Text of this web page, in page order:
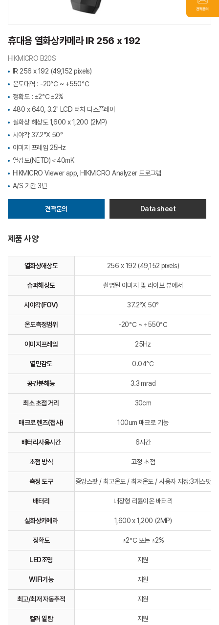
휴대용 열화상카메라 IR 256 x 192
HIKMICRO B20S
IR 256 x 192 (49,152 pixels)
온도대역 : -20℃ ~ +550℃
정확도 : ±2℃ ±2%
480 x 640, 3.2" LCD 터치 디스플레이
실화상 해상도 1,600 x 1,200 (2MP)
시야각 37.2°X 50°
이미지 프레임 25Hz
열감도(NETD)＜40mK
HIKMICRO Viewer app, HIKMICRO Analyzer 프로그램
A/S 기간 3년
견적문의 Data sheet
제품 사양
열화상해상도 256 x 192 (49,152 pixels)
슈퍼해상도 촬영된 이미지 및 라이브 뷰에서
시야각(FOV) 37.2°X 50°
온도측정범위 -20℃ ~ +550℃
이미지프레임 25Hz
열민감도 0.04℃
공간분해능 3.3 mrad
최소 초점 거리 30cm
매크로 렌즈(접사) 100um 매크로 기능
배터리사용시간 6시간
초점 방식 고정 초점
측정 도구 중앙스팟 / 최고온도 / 최저온도 / 사용자 지정:3개스팟
배터리 내장형 리튬이온 배터리
실화상카메라 1,600 x 1,200 (2MP)
정확도 ±2℃ 또는 ±2%
LED조명 지원
WIFI기능 지원
최고/최저 자동추적 지원
컬러 알람 지원